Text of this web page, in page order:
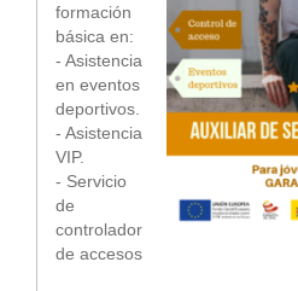
formación
básica en:
- Asistencia
en eventos
deportivos.
- Asistencia
VIP.
- Servicio
de
controlador
de accesos